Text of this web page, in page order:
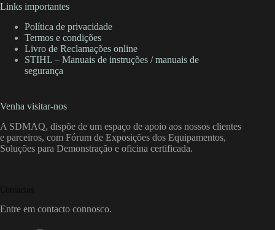
Links importantes
Política de privacidade
Termos e condições
Livro de Reclamações online
STIHL – Manuais de instruções / manuais de
segurança
Venha visitar-nos
A SDMAQ, dispõe de um espaço de apoio aos nossos clientes
e parceiros, com Fórum de Exposições dos Equipamentos,
Soluções para Demonstração e oficina certificada.
Contactos
Entre em contacto connosco.